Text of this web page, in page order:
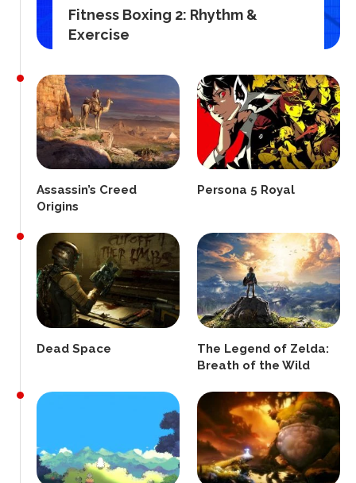
Fitness Boxing 2: Rhythm &
Exercise
Assassin’s Creed
Origins
Persona 5 Royal
Dead Space
The Legend of Zelda:
Breath of the Wild